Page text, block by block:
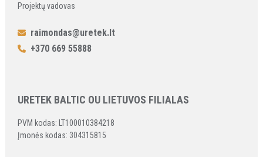
Projektų vadovas
raimondas@uretek.lt
+370 669 55888
URETEK BALTIC OU LIETUVOS FILIALAS
PVM kodas: LT100010384218
Įmonės kodas: 304315815